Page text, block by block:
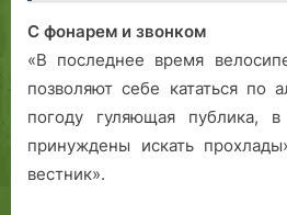
С фонарем и звонком
«В последнее время
позволяют себе кататься по
погоду гуляющая публика,
принуждены искать
вестник».